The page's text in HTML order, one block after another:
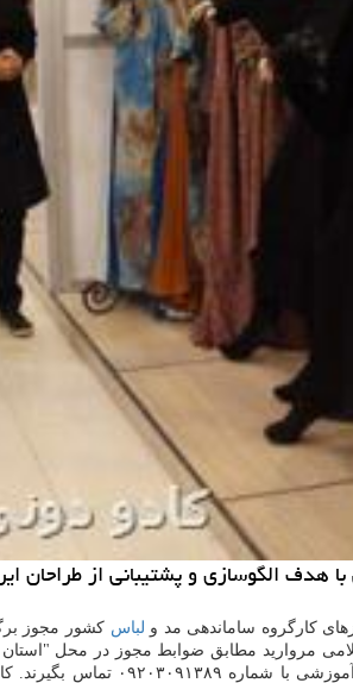
هدف الگوسازی و پشتیبانی از طراحان
كارگروه ساماندهی مد و لباس
گردد. علاقمندان می توانند